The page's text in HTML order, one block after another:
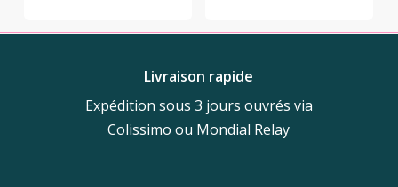
Livraison rapide
Expédition sous 3 jours ouvrés via
Colissimo ou Mondial Relay